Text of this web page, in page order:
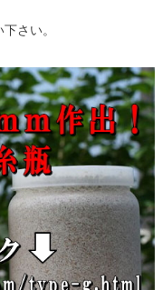
さい。